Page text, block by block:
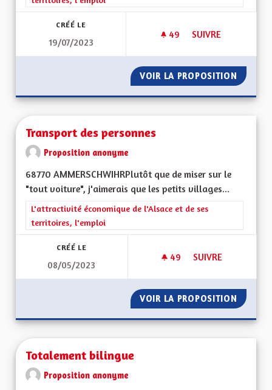
CRÉÉ LE
19/07/2023
49 49 ABONNÉS
SUIVRE
VOIR LA PROPOSITION UNE
Transport des personnes
Proposition anonyme
68770 AMMERSCHWIHRPlutôt que de miser sur le
"tout voiture", j'aimerais que les petits villages...
Filtrer les résultats de la catégorie : L'attractivité
L'attractivité économique de l'Alsace et de ses
territoires, l'emploi
CRÉÉ LE
08/05/2023
49 49 ABONNÉS
SUIVRE
VOIR LA PROPOSITION
Totalement bilingue
Proposition anonyme